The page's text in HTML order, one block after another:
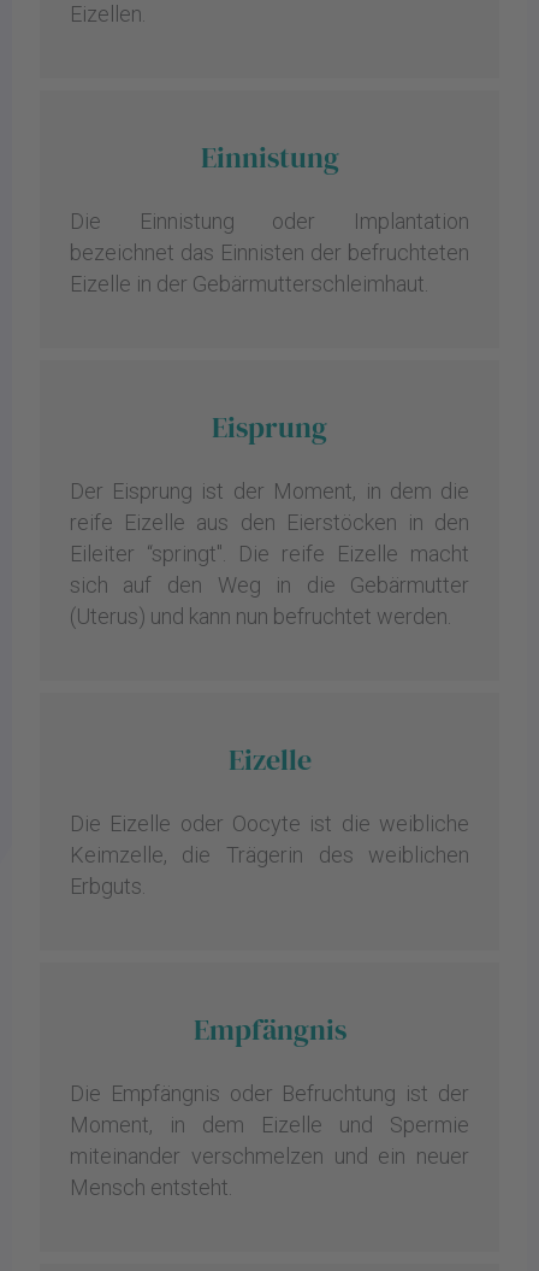
Eizellen.
Einnistung
Die Einnistung oder Implantation
bezeichnet das Einnisten der befruchteten
Eizelle in der Gebärmutterschleimhaut.
Eisprung
Der Eisprung ist der Moment, in dem die
reife Eizelle aus den Eierstöcken in den
Eileiter “springt". Die reife Eizelle macht
sich auf den Weg in die Gebärmutter
(Uterus) und kann nun befruchtet werden.
Eizelle
Die Eizelle oder Oocyte ist die weibliche
Keimzelle, die Trägerin des weiblichen
Erbguts.
Empfängnis
Die Empfängnis oder Befruchtung ist der
Moment, in dem Eizelle und Spermie
miteinander verschmelzen und ein neuer
Mensch entsteht.